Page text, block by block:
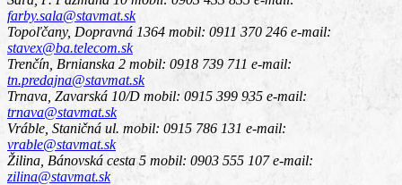
farby.sala@stavmat.sk
Topoľčany, Dopravná 1364 mobil: 0911 370 246 e-mail:
stavex@ba.telecom.sk
Trenčín, Brnianska 2 mobil: 0918 739 711 e-mail:
tn.predajna@stavmat.sk
Trnava, Zavarská 10/D mobil: 0915 399 935 e-mail:
trnava@stavmat.sk
Vráble, Staničná ul. mobil: 0915 786 131 e-mail:
vrable@stavmat.sk
Žilina, Bánovská cesta 5 mobil: 0903 555 107 e-mail:
zilina@stavmat.sk